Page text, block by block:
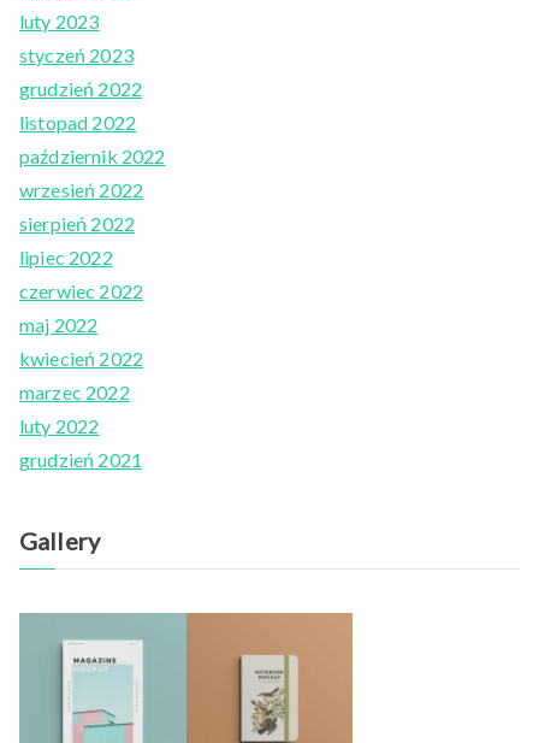
luty 2023
styczeń 2023
grudzień 2022
listopad 2022
październik 2022
wrzesień 2022
sierpień 2022
lipiec 2022
czerwiec 2022
maj 2022
kwiecień 2022
marzec 2022
luty 2022
grudzień 2021
Gallery